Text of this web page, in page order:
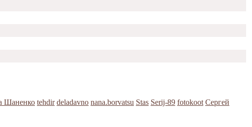
Шаненко tehdir deladavno nana.borvatsu Stas Serij-89 fotokoot Сергей